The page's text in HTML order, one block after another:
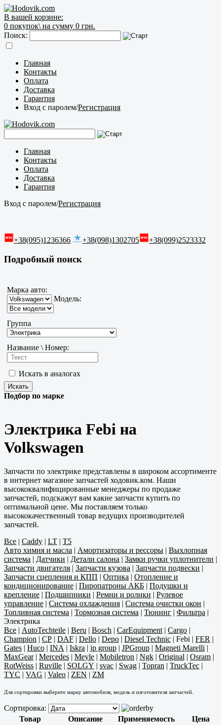
В вашей корзине:
0 покупок\ на сумму 0 грн.
Поиск:
Главная
Контакты
Оплата
Доставка
Гарантия
Вход с паролем/Регистрация
Главная
Контакты
Оплата
Доставка
Гарантия
Вход с паролем/Регистрация
+38(095)1236366 +38(098)1302705 +38(099)2523332
Подробный поиск
Марка авто:
Модель:
Группа
Название \ Номер:
Искать в аналогах
Подбор по марке
Электрика Febi на
Volkswagen
Запчасти по электрике представлены в широком ассортименте
в интернет магазине запчастей ходовик.ком. Наши
высококвалифицированные менеджеры по продаже
запчастей, подскажут вам какие запчасти купить по
оптимальной цене. Мы поставляем только
высококачественный товар ведущих производителей
запчастей.
Все | Caddy | LT | T5
Авто химия и масла | Амортизаторы и рессоры | Выхлопная
система | Датчики | Детали салона | Замки ручки уплотнители |
Запчасти двигателя | Запчасти кузова | Запчасти подвески |
Запчасти сцепления и КПП | Оптика | Отопление и
кондиционирование | Пиропатроны АКБ | Подушки и
крепление | Подшипники | Ремни и ролики | Рулевое
управление | Система охлаждения | Система очистки окон |
Топливная система | Тормозная система | Тюнинг | Фильтра |
Электрика
Все | AutoTechteile | Beru | Bosch | CarEquipment | Cargo |
Champion | CP | DAF | Dello | Depo | Diesel Technic | Febi | FER |
Gates | Huco | INA | Iskra | jp group | JPGroup | Magneti Marelli |
MaxGear| Mercedes | Meyle | Mobiletron | Ngk | Original | Osram |
RotWeiss | Ruville | SOLGY | svac | Swag | Topran | TruckTec |
TYC | VAG | Valeo | ZEN | ZM
Для сортировки выберите марку автомобиля, модель и изготовителя запчастей.
Сортировка:
Товар
Описание Применяемость Цена